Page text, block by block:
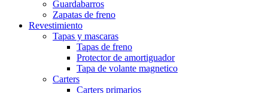
Guardabarros
Zapatas de freno
Revestimiento
Tapas y mascaras
Tapas de freno
Protector de amortiguador
Tapa de volante magnetico
Carters
Carters primarios